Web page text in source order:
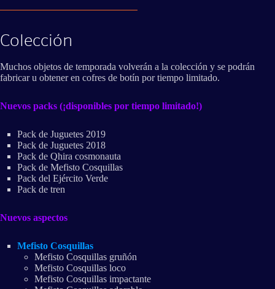
Colección
Muchos objetos de temporada volverán a la colección y se podrán
fabricar u obtener en cofres de botín por tiempo limitado.
Nuevos packs (¡disponibles por tiempo limitado!)
Pack de Juguetes 2019
Pack de Juguetes 2018
Pack de Qhira cosmonauta
Pack de Mefisto Cosquillas
Pack del Ejército Verde
Pack de tren
Nuevos aspectos
Mefisto Cosquillas
Mefisto Cosquillas gruñón
Mefisto Cosquillas loco
Mefisto Cosquillas impactante